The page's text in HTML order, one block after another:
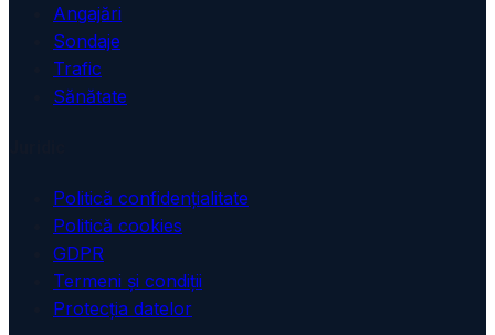
Angajări
Sondaje
Trafic
Sănătate
Politică confidențialitate
Politică cookies
GDPR
Termeni și condiții
Protecția datelor